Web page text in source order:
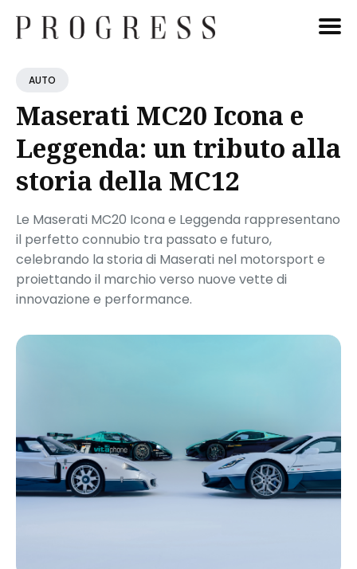
Cerca
AUTO
Maserati MC20 Icona e
Leggenda: un tributo alla
storia della MC12
Le Maserati MC20 Icona e Leggenda rappresentano
il perfetto connubio tra passato e futuro,
celebrando la storia di Maserati nel motorsport e
proiettando il marchio verso nuove vette di
innovazione e performance.